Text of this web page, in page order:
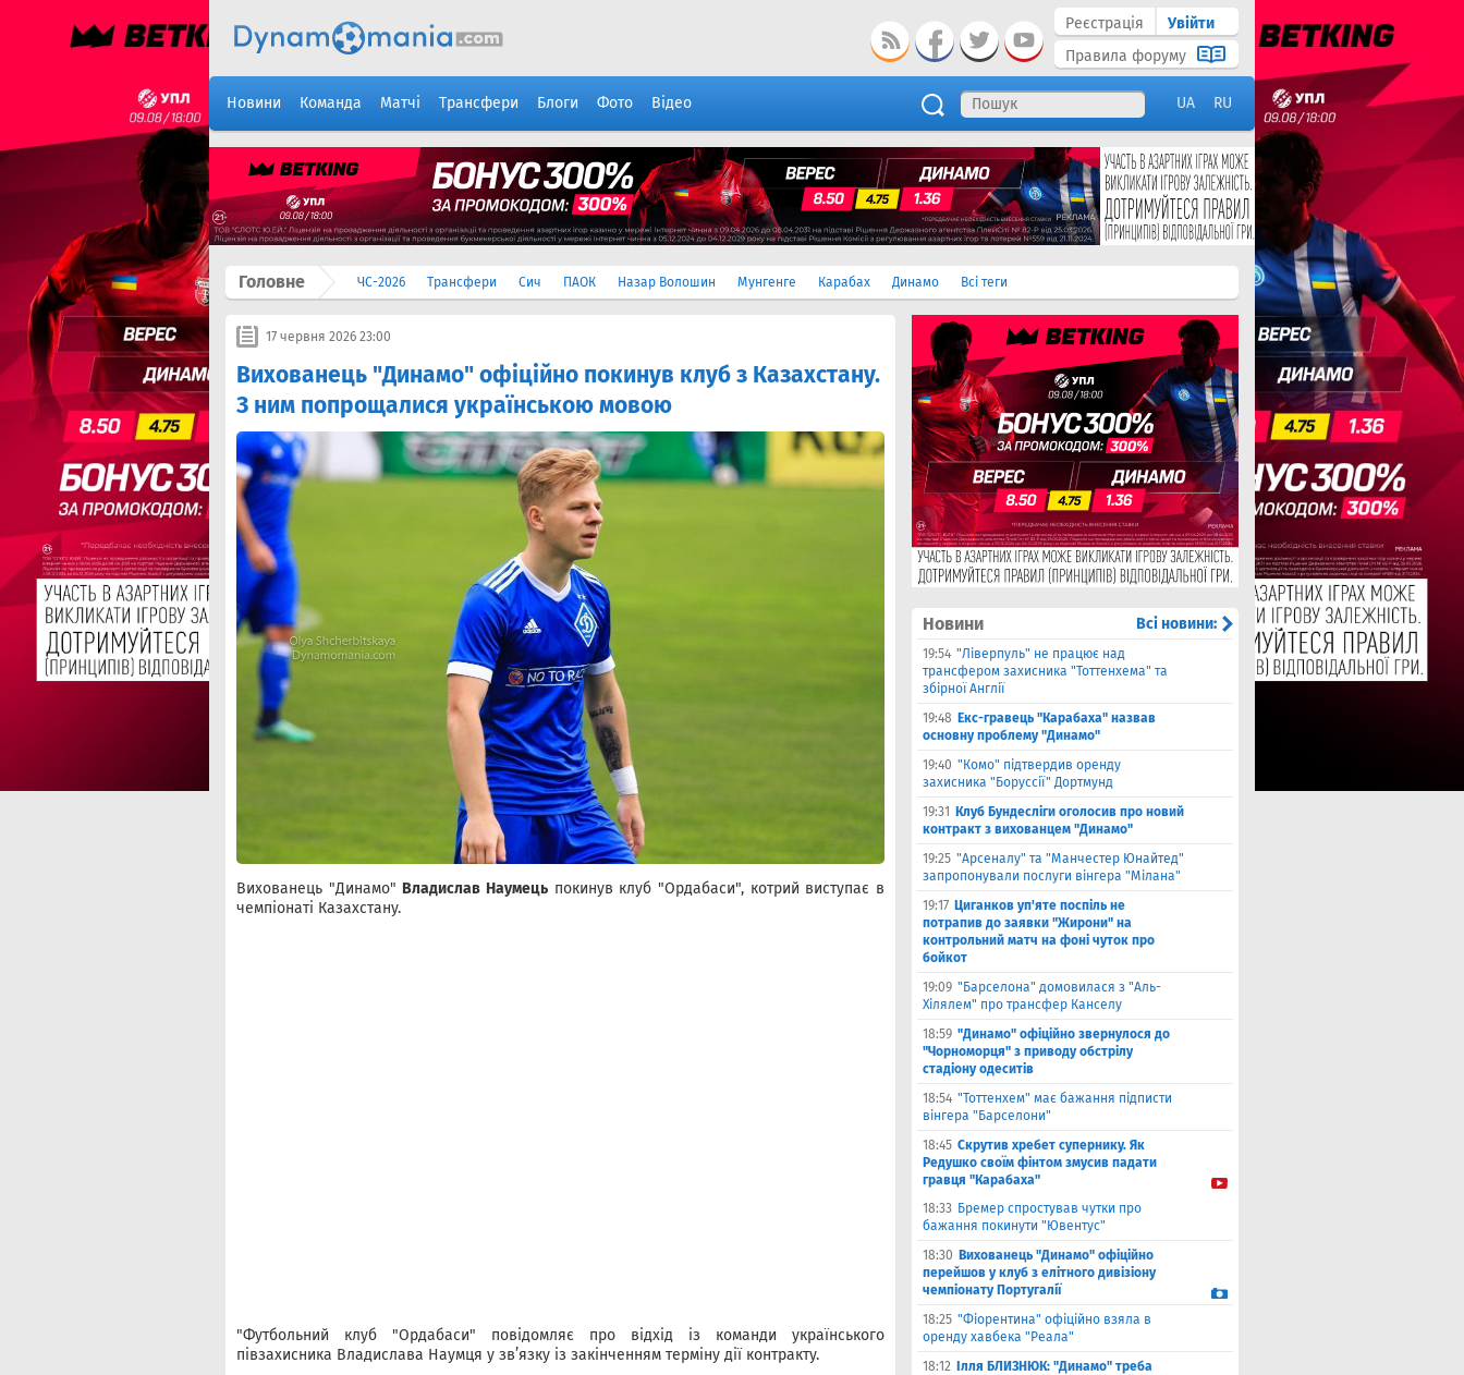
Реєстрація
Увійти
Правила форуму
Новини Команда Матчі Трансфери Блоги Фото Відео UA RU
Головне ЧС-2026 Трансфери Сич ПАОК Назар Волошин Мунгенге Карабах Динамо Всі теги
17 червня 2026 23:00
Вихованець "Динамо" офіційно покинув клуб з Казахстану.
З ним попрощалися українською мовою
Вихованець "Динамо" Владислав Наумець покинув клуб "Ордабаси", котрий виступає в
чемпіонаті Казахстану.
"Футбольний клуб "Ордабаси" повідомляє про відхід із команди українського
півзахисника Владислава Наумця у зв’язку із закінченням терміну дії контракту.
Новини Всі новини:
19:54 "Ліверпуль" не працює над
трансфером захисника "Тоттенхема" та
збірної Англії
19:48 Екс-гравець "Карабаха" назвав
основну проблему "Динамо"
19:40 "Комо" підтвердив оренду
захисника "Боруссії" Дортмунд
19:31
Клуб Бундесліги оголосив про новий
контракт з вихованцем "Динамо"
19:25 "Арсеналу" та "Манчестер Юнайтед"
запропонували послуги вінгера "Мілана"
19:17 Циганков уп'яте поспіль не
потрапив до заявки "Жирони" на
контрольний матч на фоні чуток про
бойкот
19:09 "Барселона" домовилася з "Аль-
Хілялем" про трансфер Канселу
18:59 "Динамо" офіційно звернулося до
"Чорноморця" з приводу обстрілу
стадіону одеситів
18:54 "Тоттенхем" має бажання підписти
вінгера "Барселони"
18:45 Скрутив хребет супернику. Як
Редушко своїм фінтом змусив падати
гравця "Карабаха"
18:33 Бремер спростував чутки про
бажання покинути "Ювентус"
18:30 Вихованець "Динамо" офіційно
перейшов у клуб з елітного дивізіону
чемпіонату Португалії
18:25 "Фіорентина" офіційно взяла в
оренду хавбека "Реала"
18:12
Ілля БЛИЗНЮК: "Динамо" треба